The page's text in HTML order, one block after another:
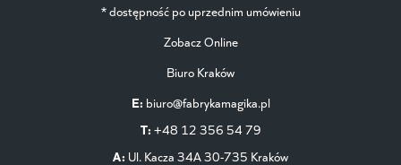
* dostępność po uprzednim umówieniu
Zobacz Online
Biuro Kraków
E: biuro@fabrykamagika.pl
T: +48 12 356 54 79
A: Ul. Kacza 34A 30-735 Kraków